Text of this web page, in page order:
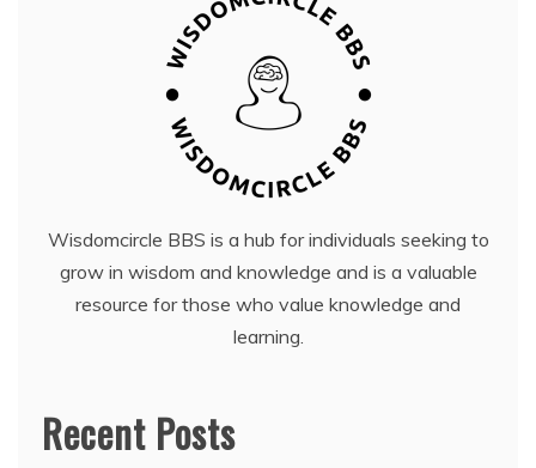
Wisdomcircle BBS is a hub for individuals seeking to
grow in wisdom and knowledge and is a valuable
resource for those who value knowledge and
learning.
Recent Posts